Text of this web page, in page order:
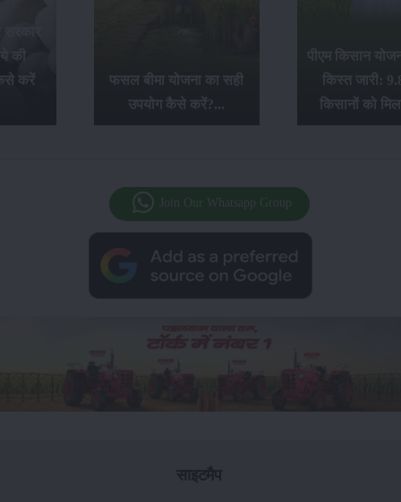
की
करें
फसल बीमा योजना का सही
उपयोग कैसे करें?...
पीएम किसान
किस्त जारी:
किसानों को
Join Our Whatsapp Group